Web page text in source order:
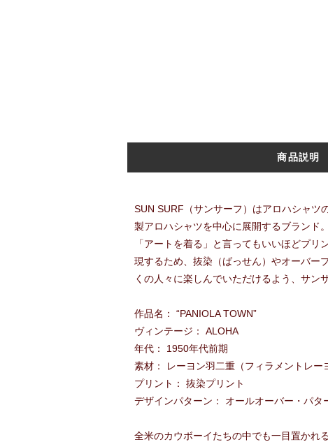
商品説明
SUN SURF（サンサーフ）はアロハシャツ
製アロハシャツを中心に展開するブランド
「アートを着る」と言ってもいいほどプ
現するため、抜染（ばっせん）やオーバー
くの人々に楽しんでいただけるよう、サン
作品名： “PANIOLA TOWN”
ヴィンテージ： ALOHA
年代： 1950年代前期
素材： レーヨン羽二重（フィラメントレー
プリント： 抜染プリント
デザインパターン： オールオーバー・パタ
全米のカウボーイたちの中でも一目置かれ